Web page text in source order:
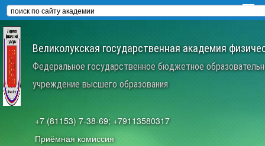
Великолукская государственная академия
Федеральное государственное бюджетное
учреждение высшего образования
+7 (81153) 7-38-69; +79113580317
Приёмная комиссия